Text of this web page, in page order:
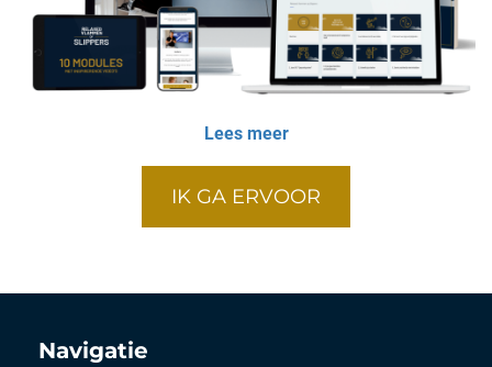
Lees meer
IK GA ERVOOR
Navigatie